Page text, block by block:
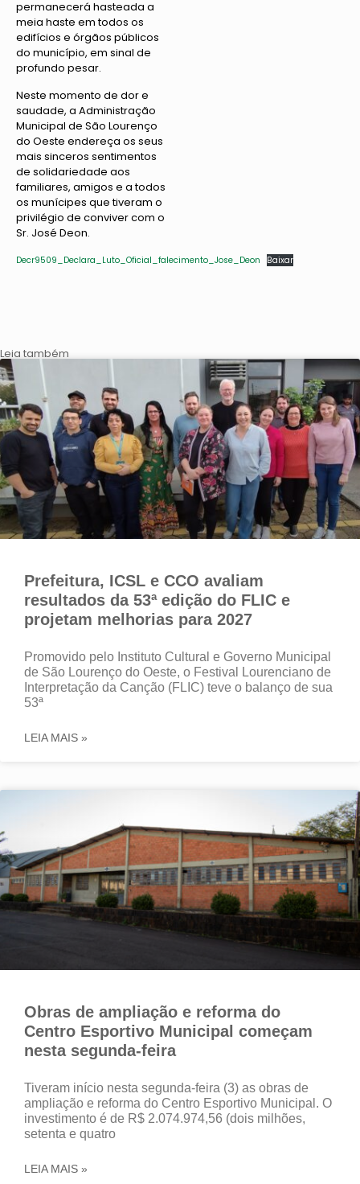
permanecerá hasteada a
meia haste em todos os
edifícios e órgãos públicos
do município, em sinal de
profundo pesar.
Neste momento de dor e
saudade, a Administração
Municipal de São Lourenço
do Oeste endereça os seus
mais sinceros sentimentos
de solidariedade aos
familiares, amigos e a todos
os munícipes que tiveram o
privilégio de conviver com o
Sr. José Deon.
Decr9509_Declara_Luto_Oficial_falecimento_Jose_Deon Baixar
Leia também
Prefeitura, ICSL e CCO avaliam
resultados da 53ª edição do FLIC e
projetam melhorias para 2027
Promovido pelo Instituto Cultural e Governo Municipal
de São Lourenço do Oeste, o Festival Lourenciano de
Interpretação da Canção (FLIC) teve o balanço de sua
53ª
LEIA MAIS »
Obras de ampliação e reforma do
Centro Esportivo Municipal começam
nesta segunda-feira
Tiveram início nesta segunda-feira (3) as obras de
ampliação e reforma do Centro Esportivo Municipal. O
investimento é de R$ 2.074.974,56 (dois milhões,
setenta e quatro
LEIA MAIS »